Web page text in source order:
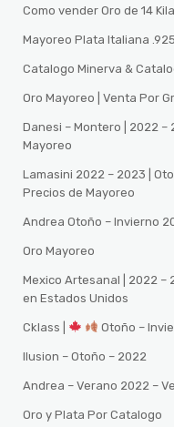
Como vender Oro de 14
Mayoreo Plata Italiana
Catalogo Minerva &
Oro Mayoreo | Venta Por
Danesi – Montero | 2022 –
Mayoreo
Lamasini 2022 – 2023 |
Precios de Mayoreo
Andrea Otoño – Invierno
Oro Mayoreo
Mexico Artesanal | 2022 –
en Estados Unidos
Cklass | Otoño –
Ilusion – Otoño – 2022
Andrea – Verano 2022 –
Oro y Plata Por Catalogo